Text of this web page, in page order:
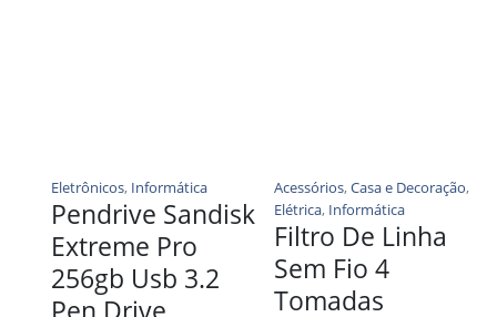
Eletrônicos, Informática
Pendrive Sandisk
Extreme Pro
256gb Usb 3.2
Acessórios,Casa e Decoração,
Elétrica, Informática
Filtro De Linha
Sem Fio 4
Tomadas